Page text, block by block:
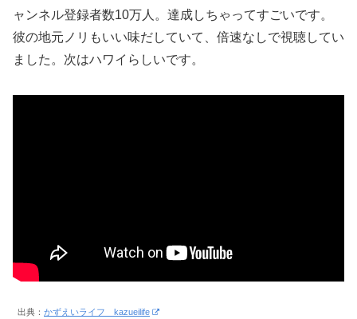
ャンネル登録者数10万人。達成しちゃってすごいです。
彼の地元ノリもいい味だしていて、倍速なしで視聴してい
ました。次はハワイらしいです。
出典： かずえいライフ kazueilife